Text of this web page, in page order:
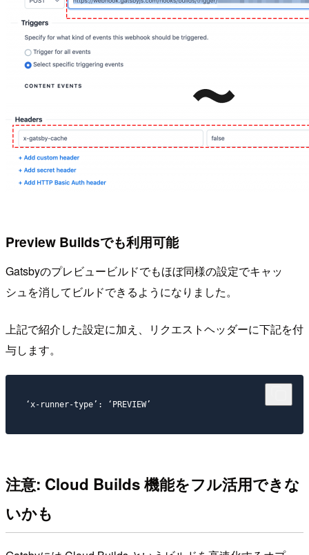
Preview Buildsでも利用可能
Gatsbyのプレビュービルドでもほぼ同様の設定でキャッ
シュを消してビルドできるようになりました。
上記で紹介した設定に加え、リクエストヘッダーに下記を付
与します。
‘x-runner-type’: ‘PREVIEW’
注意: Cloud Builds 機能をフル活用できな
いかも